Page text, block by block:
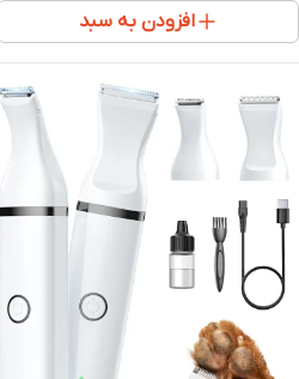
افزودن به سبد